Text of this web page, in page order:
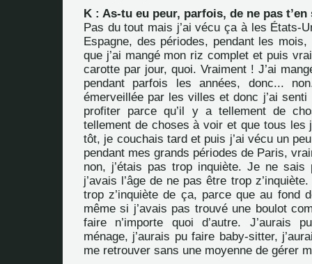
K : As-tu eu peur, parfois, de ne pas
Pas du tout mais j’ai vécu ça à les États-
Espagne, des périodes, pendant les
que j’ai mangé mon riz complet et puis
carotte par jour, quoi. Vraiment ! J’ai
pendant parfois les années, donc...
émerveillée par les villes et donc j’ai
profiter parce qu’il y a tellement de
tellement de choses à voir et que tous les
tôt, je couchais tard et puis j’ai vécu un
pendant mes grands périodes de Paris,
non, j’étais pas trop inquiète. Je ne sais
j’avais l’âge de ne pas être trop
trop z’inquiète de ça, parce que au fond
même si j’avais pas trouvé une boulot
faire n’importe quoi d’autre. J’aurais
ménage, j’aurais pu faire baby-sitter,
me retrouver sans une moyenne de gérer